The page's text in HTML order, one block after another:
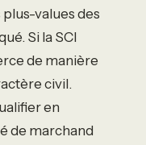
values des
Si la SCI
de manière
civil.
en
de marchand